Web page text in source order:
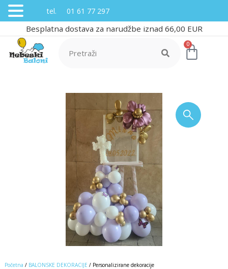
Besplatna dostava za narudžbe iznad 66,00 EUR
0
Početna / BALONSKE DEKORACIJE / Personalizirane dekoracije
tel. 01 61 77 297